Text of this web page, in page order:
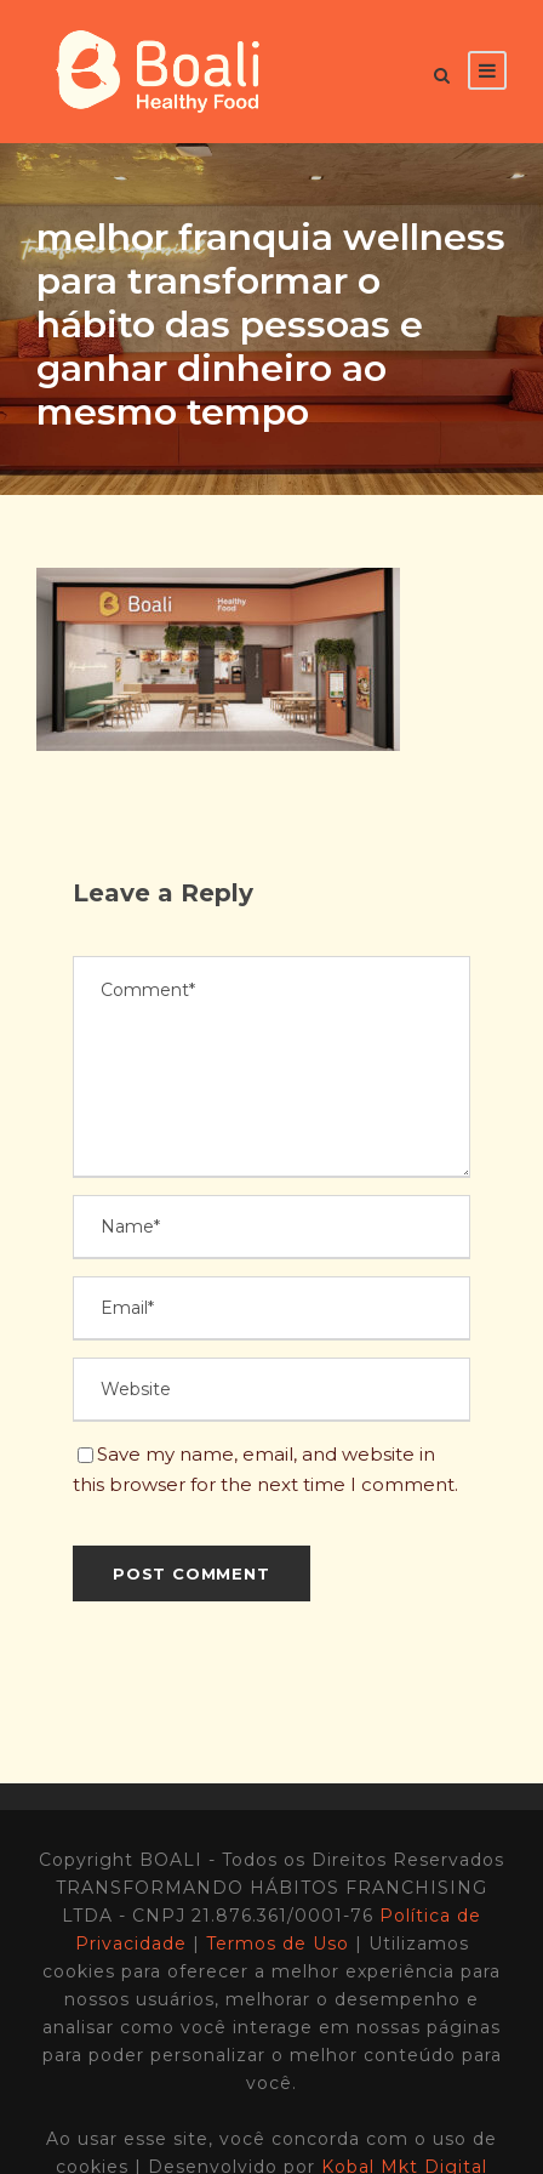
melhor franquia wellness
para transformar o
hábito das pessoas e
ganhar dinheiro ao
mesmo tempo
Leave a Reply
Save my name, email, and website in
this browser for the next time I comment.
Copyright BOALI - Todos os Direitos Reservados
TRANSFORMANDO HÁBITOS FRANCHISING
LTDA - CNPJ 21.876.361/0001-76 Política de
Privacidade | Termos de Uso | Utilizamos
cookies para oferecer a melhor experiência para
nossos usuários, melhorar o desempenho e
analisar como você interage em nossas páginas
para poder personalizar o melhor conteúdo para
você.
Ao usar esse site, você concorda com o uso de
cookies | Desenvolvido por Kobal Mkt Digital